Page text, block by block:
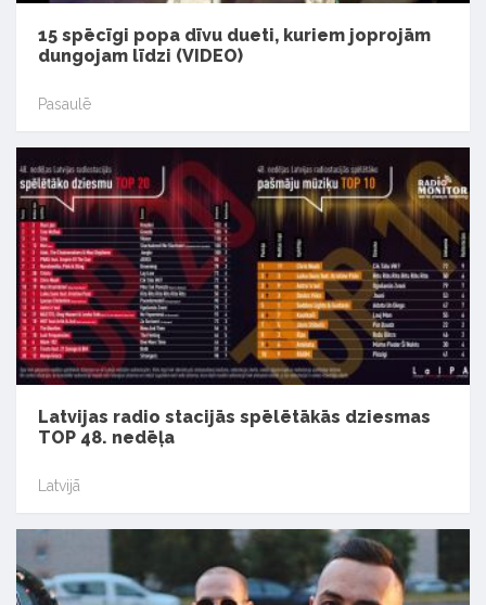
15 spēcīgi popa dīvu dueti, kuriem joprojām
dungojam līdzi (VIDEO)
Pasaulē
Latvijas radio stacijās spēlētākās dziesmas
TOP 48. nedēļa
Latvijā